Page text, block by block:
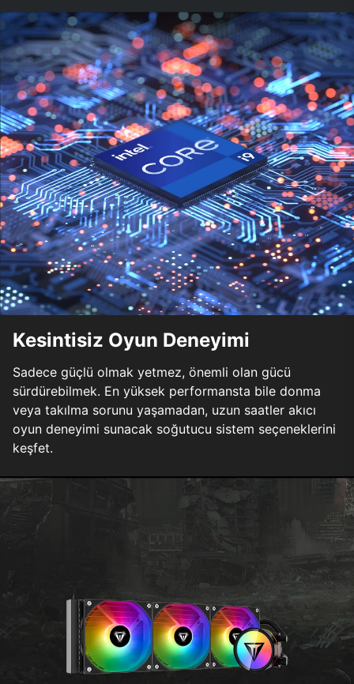
Kesintisiz Oyun Deneyimi
Sadece güçlü olmak yetmez, önemli olan gücü
sürdürebilmek. En yüksek performansta bile donma
veya takılma sorunu yaşamadan, uzun saatler akıcı
oyun deneyimi sunacak soğutucu sistem seçeneklerini
keşfet.